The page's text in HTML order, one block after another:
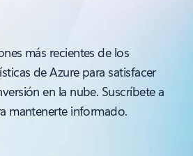
más recientes de los
de Azure para satisfacer
en la nube. Suscríbete a
mantenerte informado.